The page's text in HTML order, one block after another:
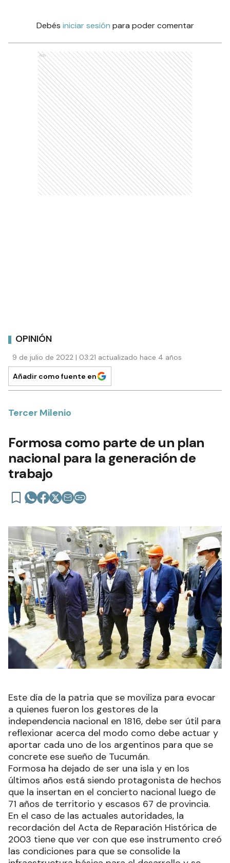
Debés iniciar sesión para poder comentar
Ads
OPINIÓN
9 de julio de 2022 | 03:21 actualizado hace 4 años
Añadir como fuente en
Tercer Milenio
Formosa como parte de un plan
nacional para la generación de
trabajo
Este día de la patria que se moviliza para evocar
a quienes fueron los gestores de la
independencia nacional en 1816, debe ser útil para
reflexionar acerca del modo como debe actuar y
aportar cada uno de los argentinos para que se
concrete ese sueño de Tucumán.
Formosa ha dejado de ser una isla y en los
últimos años está siendo protagonista de hechos
que la insertan en el concierto nacional luego de
71 años de territorio y escasos 67 de provincia.
En el caso de las actuales autoridades, la
recordación del Acta de Reparación Histórica de
2003 tiene que ver con que ese instrumento creó
las condiciones para que se consolide la